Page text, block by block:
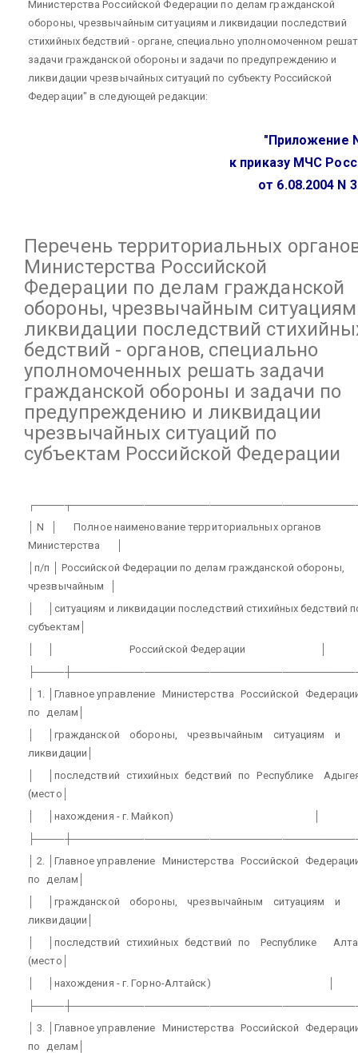
Министерства Российской Федерации по делам гражданской
обороны, чрезвычайным ситуациям и ликвидации последствий
стихийных бедствий - органе, специально уполномоченном
задачи гражданской обороны и задачи по предупреждению и
ликвидации чрезвычайных ситуаций по субъекту Российской
Федерации" в следующей редакции:
"Приложение
к приказу МЧС
от 6.08.2004 N
Перечень территориальных
Министерства Российской
Федерации по делам гражданской
обороны, чрезвычайным
ликвидации последствий
бедствий - органов, специально
уполномоченных решать задачи
гражданской обороны и задачи по
предупреждению и ликвидации
чрезвычайных ситуаций по
субъектам Российской Федерации
│ N
Полное наименование территориальных органов
Министерства
│п/п │ Российской Федерации по делам гражданской обороны,
чрезвычайным
│ситуациям и ликвидации последствий стихийных бедствий
субъектам│
Российской Федерации
│ 1. │Главное управление Министерства Российской
по
делам│
│гражданской обороны, чрезвычайным ситуациям
и
ликвидации│
│последствий стихийных бедствий по Республике
(место│
│нахождения - г. Майкоп)
│ 2. │Главное управление Министерства Российской
по
делам│
│гражданской обороны, чрезвычайным ситуациям
и
ликвидации│
│последствий стихийных бедствий по Республике
(место│
│нахождения - г. Горно-Алтайск)
│ 3. │Главное управление Министерства Российской
по
делам│